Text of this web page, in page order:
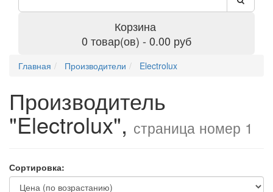
Корзина
0 товар(ов) - 0.00 руб
Главная Производители Electrolux
Производитель
"Electrolux", страница номер 1
Сортировка: